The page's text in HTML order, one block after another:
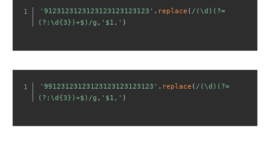
'9123123123123123123123123' . replace ( /(\d)(?=
(?:\d{3})+$)/g , '$1,' )
'99123123123123123123123123' . replace ( /(\d)(?=
(?:\d{3})+$)/g , '$1,' )